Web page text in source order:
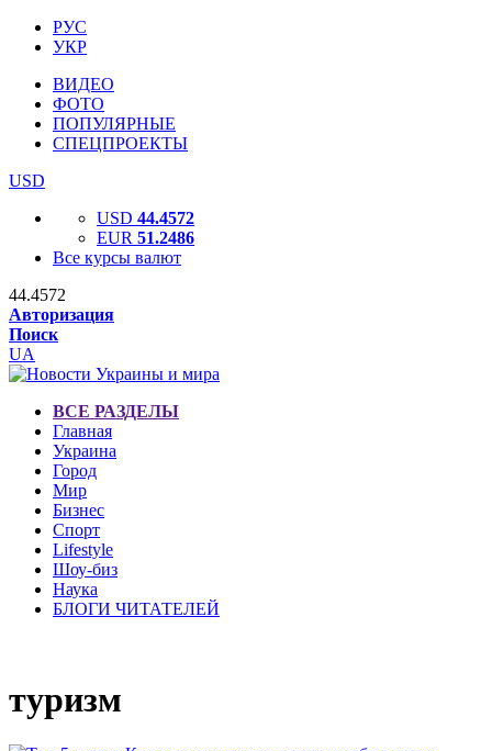
РУС
УКР
ВИДЕО
ФОТО
ПОПУЛЯРНЫЕ
СПЕЦПРОЕКТЫ
USD
USD 44.4572
EUR 51.2486
Все курсы валют
44.4572
Авторизация
Поиск
UA
ВСЕ РАЗДЕЛЫ
Главная
Украина
Город
Мир
Бизнес
Спорт
Lifestyle
Шоу-биз
Наука
БЛОГИ ЧИТАТЕЛЕЙ
туризм